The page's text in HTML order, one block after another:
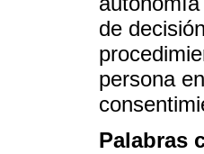
de
persona
Palabras